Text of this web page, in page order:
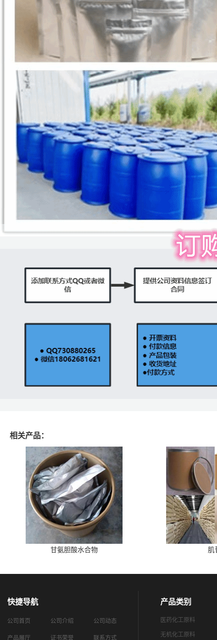
相关产品：
甘氨胆酸水合物 肌
快捷导航
公司首页 公司介绍 公司动态
产品展厅 证书荣誉 联系方式
产品类别
医药化工原料
无机化工原料